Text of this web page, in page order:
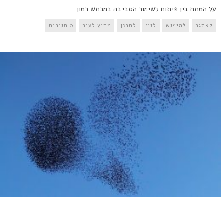
על המתח בין פיתוח לשימור הסביבה במכתש רמון
לאתגר להיפגש לזוז לתכנן מחוץ לעיר 0 תגובות